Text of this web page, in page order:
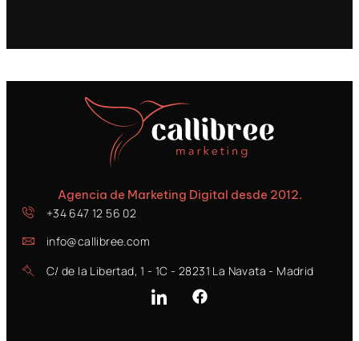
Agencia de Marketing Digital desde 2012.
+34 647 12 56 02
info@callibree.com
C/ de la Libertad, 1 - 1C - 28231 La Navata - Madrid